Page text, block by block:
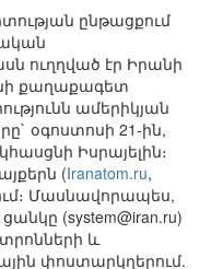
ընթացքում
ուղղված էր Իրանի
քաղաքագետ
ամերիկյան
օգոստոսի 21-ին,
Իսրայելին։
(Iranatom.ru,
Մասնավորապես,
(system@iran.ru)
և
փոստարկղերում.